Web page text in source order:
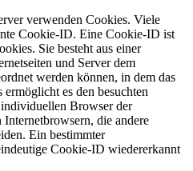
verwenden Cookies. Viele
Cookie-ID. Eine Cookie-ID ist
Sie besteht aus einer
und Server dem
werden können, in dem das
es den besuchten
Browser der
die andere
Ein bestimmter
Cookie-ID wiedererkannt